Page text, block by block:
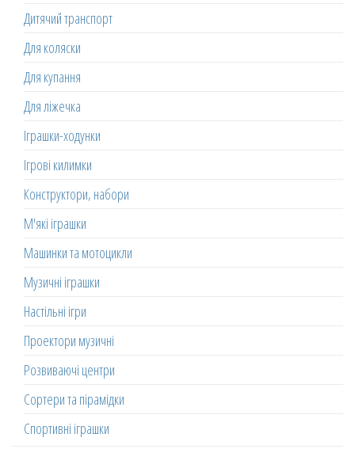
Дитячий транспорт
Для коляски
Для купання
Для ліжечка
Іграшки-ходунки
Ігрові килимки
Конструктори, набори
М'які іграшки
Машинки та мотоцикли
Музичні іграшки
Настільні ігри
Проектори музичні
Розвиваючі центри
Сортери та пірамідки
Спортивні іграшки